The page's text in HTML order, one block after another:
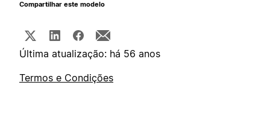
Compartilhar este modelo
Última atualização: há 56 anos
Termos e Condições